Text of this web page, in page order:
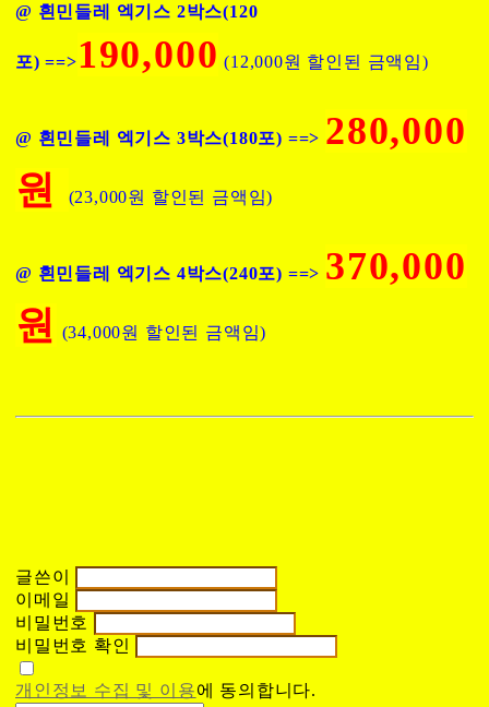
@ 흰민들레 엑기스 2박스(120
포) ==>190,000 (12,000원 할인된 금액임)
@ 흰민들레 엑기스 3박스(180포) ==> 280,000
원
(23,000원 할인된 금액임)
@ 흰민들레 엑기스 4박스(240포) ==> 370,000
원
(34,000원 할인된 금액임)
글쓴이
이메일
비밀번호
비밀번호 확인
개인정보 수집 및 이용에 동의합니다.